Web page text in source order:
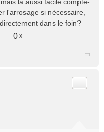
l'arrosage si nécessaire,
dans le foin?
0 x